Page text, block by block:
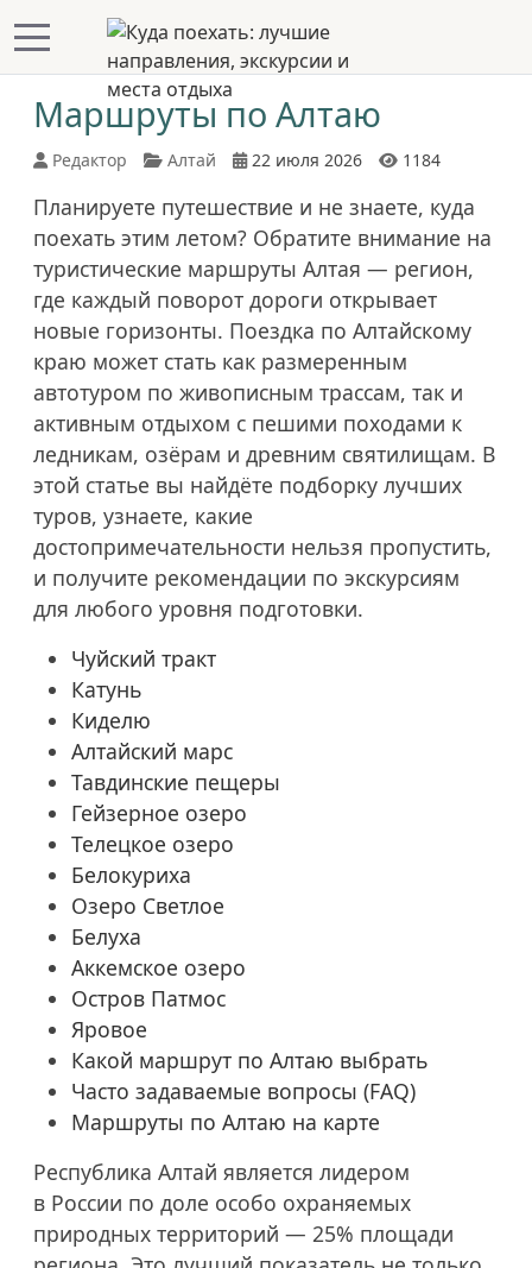
Mobile Menu Toggle
Маршруты по Алтаю
Редактор Алтай 22 июля 2026 1184
Планируете путешествие и не знаете, куда
поехать этим летом? Обратите внимание на
туристические маршруты Алтая — регион,
где каждый поворот дороги открывает
новые горизонты. Поездка по Алтайскому
краю может стать как размеренным
автотуром по живописным трассам, так и
активным отдыхом с пешими походами к
ледникам, озёрам и древним святилищам. В
этой статье вы найдёте подборку лучших
туров, узнаете, какие
достопримечательности нельзя пропустить,
и получите рекомендации по экскурсиям
для любого уровня подготовки.
Чуйский тракт
Катунь
Киделю
Алтайский марс
Тавдинские пещеры
Гейзерное озеро
Телецкое озеро
Белокуриха
Озеро Светлое
Белуха
Аккемское озеро
Остров Патмос
Яровое
Какой маршрут по Алтаю выбрать
Часто задаваемые вопросы (FAQ)
Маршруты по Алтаю на карте
Республика Алтай является лидером
в России по доле особо охраняемых
природных территорий — 25% площади